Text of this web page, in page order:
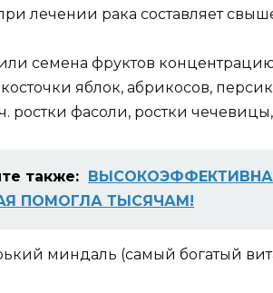
лечении рака составляет
семена фруктов
косточки яблок, абрикосов,
ч. ростки фасоли, ростки
также:
ПОМОГЛА ТЫСЯЧАМ!
миндаль (самый богатый